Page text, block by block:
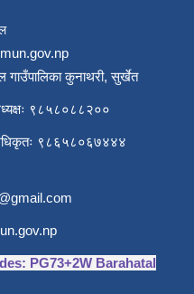
कुनाथरी, सुर्खेत
९८५८०८८२००
९८६५८०६७४४४
PG73+2W Barahatal